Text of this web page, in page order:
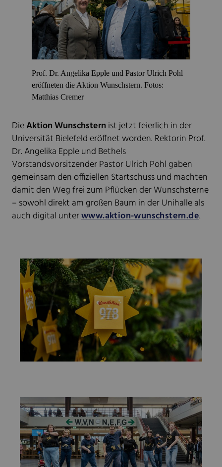
Prof. Dr. Angelika Epple und Pastor Ulrich Pohl
eröffneten die Aktion Wunschstern. Fotos:
Matthias Cremer
DieAktion Wunschstern ist jetzt feierlich in der
Universität Bielefeld eröffnet worden. Rektorin Prof.
Dr. Angelika Epple und Bethels
Vorstandsvorsitzender Pastor Ulrich Pohl gaben
gemeinsam den offiziellen Startschuss und machten
damit den Weg frei zum Pflücken der Wunschsterne
– sowohl direkt am großen Baum in der Unihalle als
auch digital unterwww.aktion-wunschstern.de.